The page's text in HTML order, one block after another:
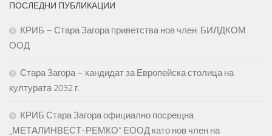
ПОСЛЕДНИ ПУБЛИКАЦИИ
КРИБ – Стара Загора приветства нов член: БИЛДКОМ
ООД
Стара Загора – кандидат за Европейска столица на
културата 2032 г.
КРИБ Стара Загора официално посрещна
„МЕТАЛИНВЕСТ-РЕМКО“ ЕООД като нов член на